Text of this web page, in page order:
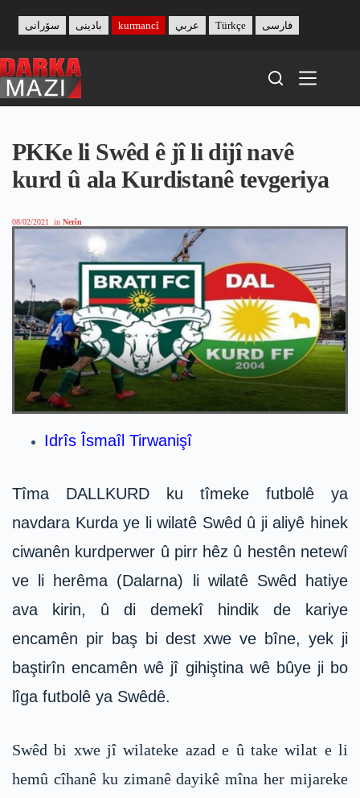
content
بادینی سۆرانی kurmancî عربي Türkçe فارسی
PKKe li Swêd ê jî li dijî navê
kurd û ala Kurdistanê tevgeriya
08/02/2021 in Nerîn
Idrîs Îsmaîl Tirwanişî
Tîma DALLKURD ku tîmeke futbolê ya
navdara Kurda ye li wilatê Swêd û ji aliyê hinek
ciwanên kurdperwer û pirr hêz û hestên netewî
ve li herêma (Dalarna) li wilatê Swêd hatiye
ava kirin, û di demekî hindik de kariye
encamên pir baş bi dest xwe ve bîne, yek ji
baştirîn encamên wê jî gihiştina wê bûye ji bo
lîga futbolê ya Swêdê.
Swêd bi xwe jî wilateke azad e û take wilat e li
hemû cîhanê ku zimanê dayikê mîna her mijareke